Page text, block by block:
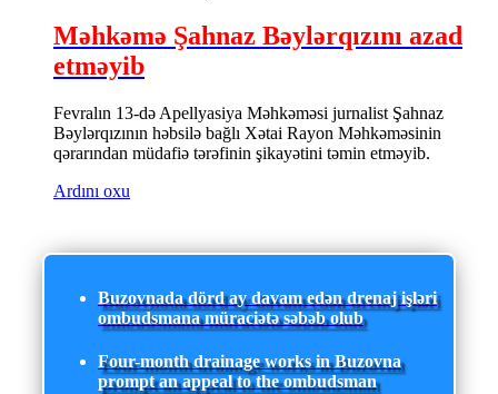
Məhkəmə Şahnaz Bəylərqızını azad
etməyib
Fevralın 13-də Apellyasiya Məhkəməsi jurnalist Şahnaz
Bəylərqızının həbsilə bağlı Xətai Rayon Məhkəməsinin
qərarından müdafiə tərəfinin şikayətini təmin etməyib.
Ardını oxu
Buzovnada dörd ay davam edən drenaj işləri
ombudsmana müraciətə səbəb olub
Four-month drainage works in Buzovna
prompt an appeal to the ombudsman